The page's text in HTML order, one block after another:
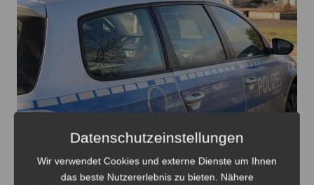
Datenschutzeinstellungen
Wir verwendet Cookies und externe Dienste um Ihnen
das beste Nutzererlebnis zu bieten. Nähere